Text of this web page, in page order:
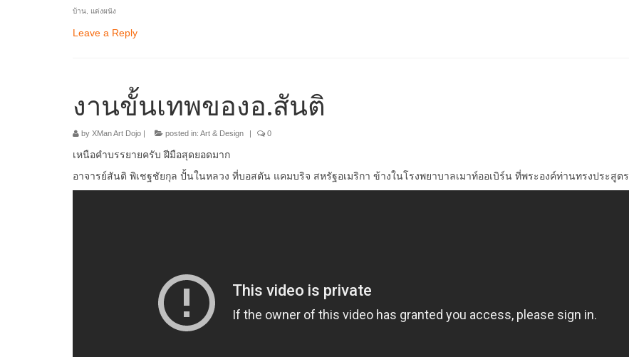
บ้าน
แต่งผนัง
Leave a Reply
งานขั้นเทพของอ.สันติ
by XMan Art Dojo | posted in: Art & Design | 0
เหนือคำบรรยายครับ ฝีมือสุดยอดมาก
อาจารย์สันติ พิเชฐชัยกุล ปั้นในหลวง ที่บอสตัน แคมบริจ สหรัฐอเมริกา ข้างในโรงพยาบาลเมาท์ออเบิร์น ที่พระองค์ท่านทรงประสูตร